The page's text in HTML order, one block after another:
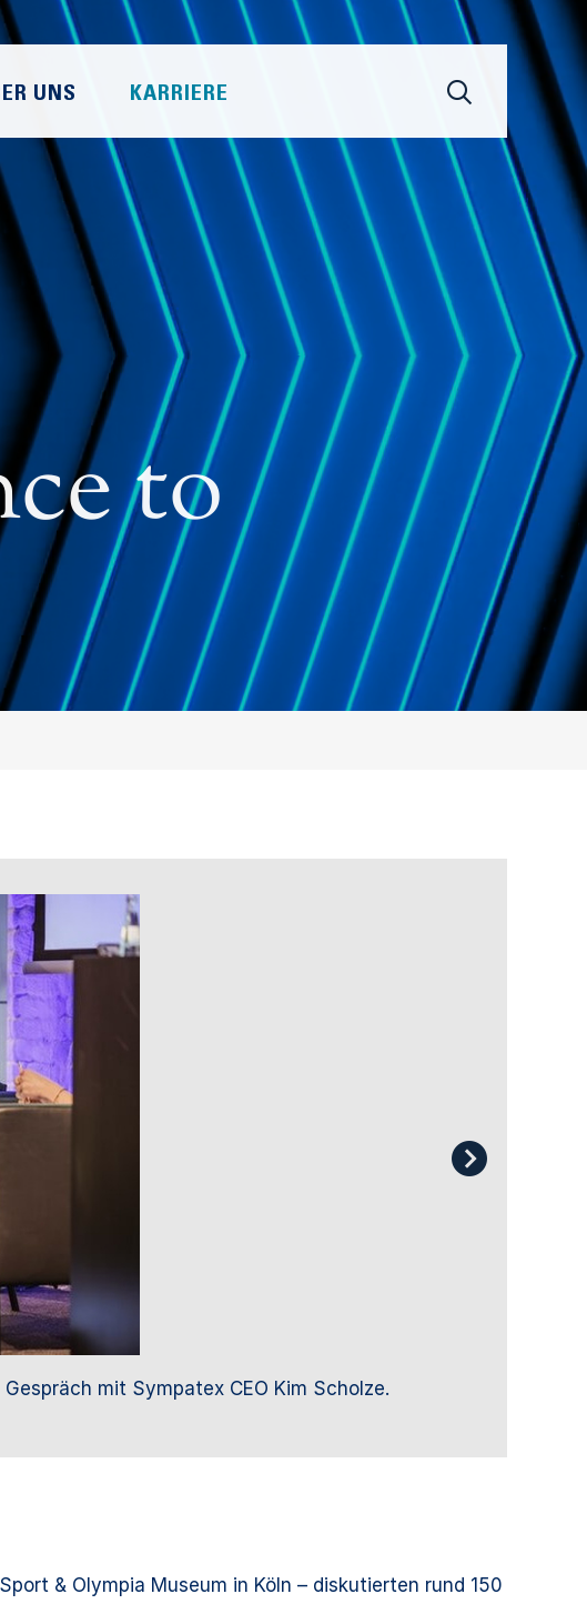
mit Sympatex CEO Kim Scholze.
& Olympia Museum in Köln – diskutierten rund 150
to
UNS KARRIERE